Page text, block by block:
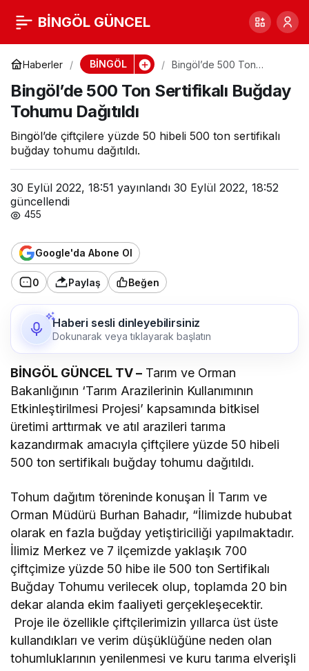
BİNGÖL GÜNCEL
Haberler BİNGÖL
Bingöl’de 500 Ton
Dağıtıldı
Bingöl’de 500 Ton Sertifikalı Buğday
Tohumu Dağıtıldı
Bingöl’de çiftçilere yüzde 50 hibeli 500 ton sertifikalı
buğday tohumu dağıtıldı.
30 Eylül 2022, 18:51 yayınlandı 30 Eylül 2022, 18:52
güncellendi
455
Google'da Abone Ol
0 Paylaş Beğen
Haberi sesli dinleyebilirsiniz
Dokunarak veya tıklayarak başlatın
BİNGÖL GÜNCEL TV – Tarım ve Orman
Bakanlığının ‘Tarım Arazilerinin Kullanımının
Etkinleştirilmesi Projesi’ kapsamında bitkisel
üretimi arttırmak ve atıl arazileri tarıma
kazandırmak amacıyla çiftçilere yüzde 50 hibeli
500 ton sertifikalı buğday tohumu dağıtıldı.
Tohum dağıtım töreninde konuşan İl Tarım ve
Orman Müdürü Burhan Bahadır, “İlimizde hububat
olarak en fazla buğday yetiştiriciliği yapılmaktadır.
İlimiz Merkez ve 7 ilçemizde yaklaşık 700
çiftçimize yüzde 50 hibe ile 500 ton Sertifikalı
Buğday Tohumu verilecek olup, toplamda 20 bin
dekar alanda ekim faaliyeti gerçekleşecektir.
Proje ile özellikle çiftçilerimizin yıllarca üst üste
kullandıkları ve verim düşüklüğüne neden olan
tohumluklarının yenilenmesi ve kuru tarıma elverişli
Bingöl’de 500 Ton
Sertifikalı Buğday
Tohumu Dağıtıldı
0 Paylaş